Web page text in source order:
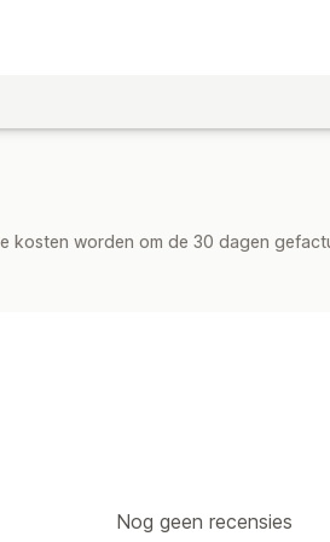
kosten worden om de 30 dagen
Nog geen recensies